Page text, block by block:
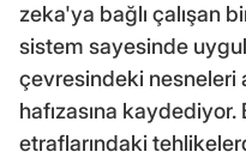
zeka'ya bağlı çalışan
sistem sayesinde
çevresindeki nesneleri
hafızasına
etraflarındaki